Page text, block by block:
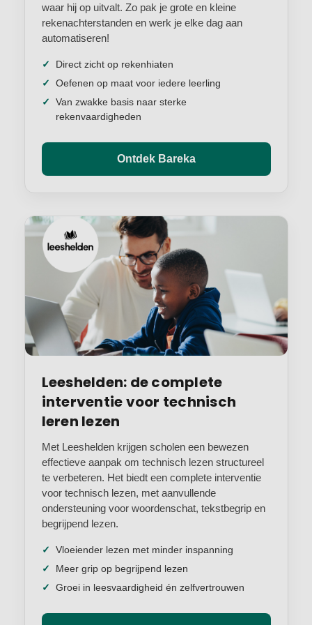
waar hij op uitvalt. Zo pak je grote en kleine
rekenachterstanden en werk je elke dag aan
automatiseren!
Direct zicht op rekenhiaten
Oefenen op maat voor iedere leerling
Van zwakke basis naar sterke
rekenvaardigheden
Ontdek Bareka
Leeshelden: de complete
interventie voor technisch
leren lezen
Met Leeshelden krijgen scholen een bewezen
effectieve aanpak om technisch lezen structureel
te verbeteren. Het biedt een complete interventie
voor technisch lezen, met aanvullende
ondersteuning voor woordenschat, tekstbegrip en
begrijpend lezen.
Vloeiender lezen met minder inspanning
Meer grip op begrijpend lezen
Groei in leesvaardigheid én zelfvertrouwen